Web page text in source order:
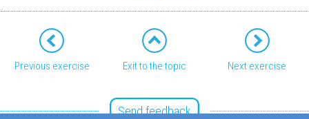
Previous exercise Exit to the topic Next exercise
Send feedback